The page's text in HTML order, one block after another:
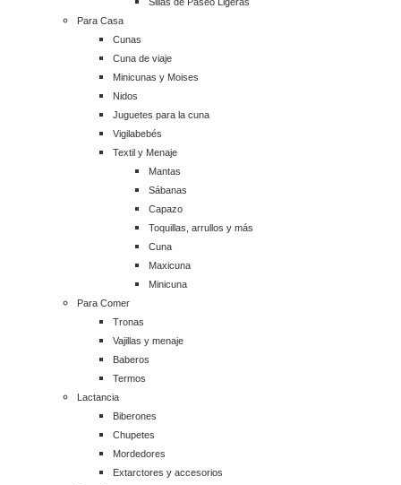
Para Casa
Cunas
Cuna de viaje
Minicunas y Moises
Nidos
Juguetes para la cuna
Vigilabebés
Textil y Menaje
Mantas
Sábanas
Capazo
Toquillas, arrullos y más
Cuna
Maxicuna
Minicuna
Para Comer
Tronas
Vajillas y menaje
Baberos
Termos
Lactancia
Biberones
Chupetes
Mordedores
Extarctores y accesorios